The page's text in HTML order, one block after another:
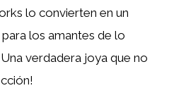
lo convierten en un
los amantes de lo
verdadera joya que no